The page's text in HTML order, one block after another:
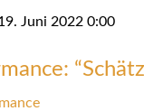
Juni 2022 0:00